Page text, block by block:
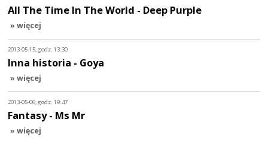
All The Time In The World - Deep Purple
» więcej
2013-05-15, godz. 13:30
Inna historia - Goya
» więcej
2013-05-06, godz. 19:47
Fantasy - Ms Mr
» więcej